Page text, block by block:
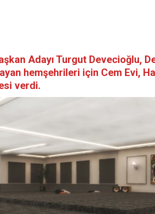
Adayı Turgut Devecioğlu,
hemşehrileri için Cem Evi,
verdi.